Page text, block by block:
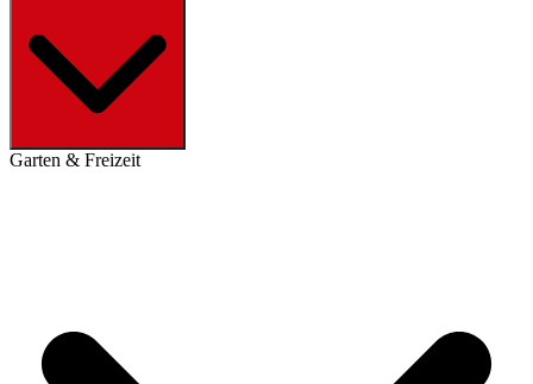
Garten & Freizeit